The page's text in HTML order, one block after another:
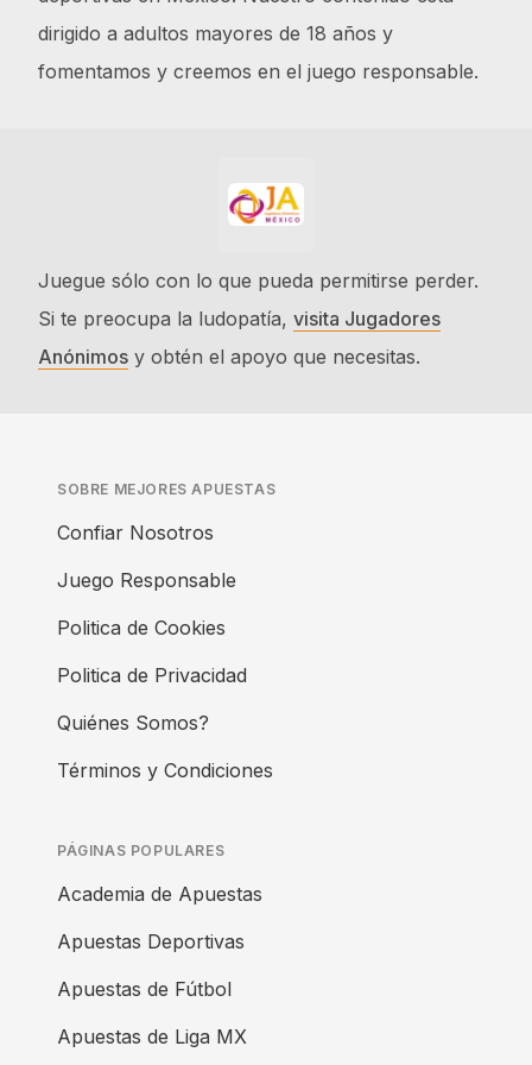
dirigido a adultos mayores de 18 años y
fomentamos y creemos en el juego responsable.
Juegue sólo con lo que pueda permitirse perder.
Si te preocupa la ludopatía, visita Jugadores
Anónimos y obtén el apoyo que necesitas.
SOBRE MEJORES APUESTAS
Confiar Nosotros
Juego Responsable
Politica de Cookies
Politica de Privacidad
Quiénes Somos?
Términos y Condiciones
PÁGINAS POPULARES
Academia de Apuestas
Apuestas Deportivas
Apuestas de Fútbol
Apuestas de Liga MX